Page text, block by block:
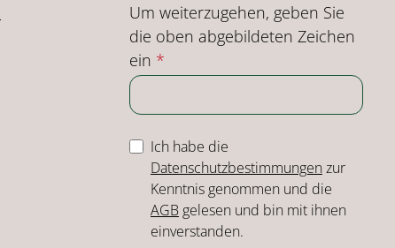
Um weiterzugehen, geben Sie
die oben abgebildeten Zeichen
ein *
Ich habe die
Datenschutzbestimmungenzur
Kenntnis genommen und die
AGB gelesen und bin mit ihnen
einverstanden.